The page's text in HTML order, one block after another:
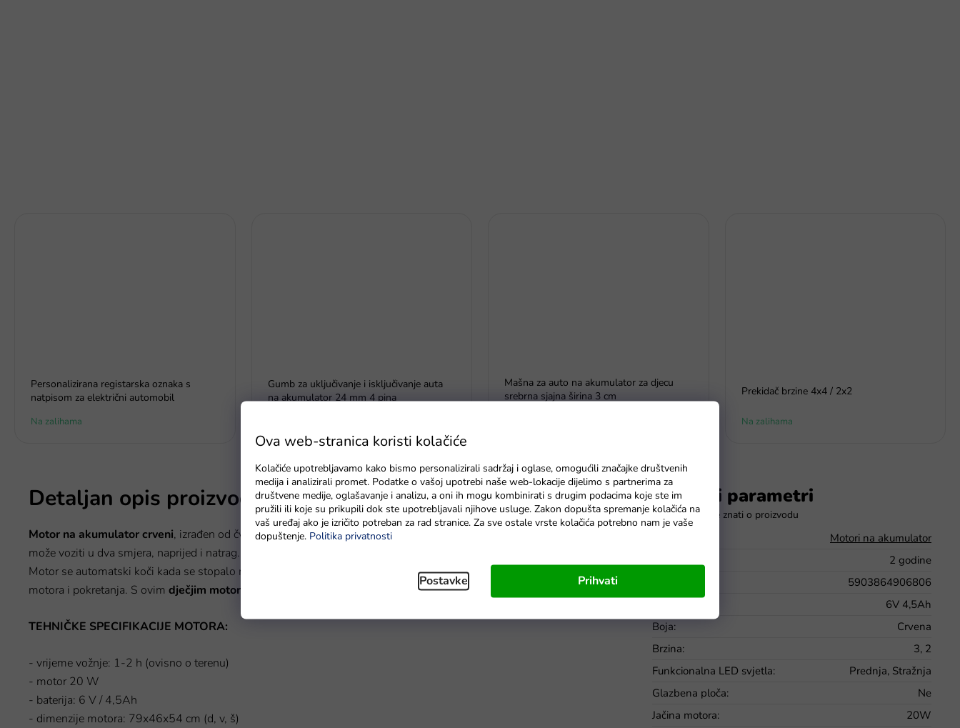
Ova web-stranica koristi kolačiće
Kolačiće upotrebljavamo kako bismo personalizirali sadržaj i oglase, omogućili značajke društvenih
medija i analizirali promet. Podatke o vašoj upotrebi naše web-lokacije dijelimo s partnerima za
društvene medije, oglašavanje i analizu, a oni ih mogu kombinirati s drugim podacima koje ste im
pružili ili koje su prikupili dok ste upotrebljavali njihove usluge. Zakon dopušta spremanje kolačića na
vaš uređaj ako je izričito potreban za rad stranice. Za sve ostale vrste kolačića potrebno nam je vaše
dopuštenje. Politika privatnosti
Postavke Prihvati
Personalizirana registarska oznaka s
natpisom za električni automobil
Na zalihama
Gumb za uključivanje i isključivanje auta
na akumulator 24 mm 4 pina
Mašna za auto na akumulator za djecu
srebrna sjajna širina 3 cm
Prekidač brzine 4x4 / 2x2
Na zalihama
Detaljan opis proizvoda
Motor na akumulator crveni, izrađen od čvrste plastike, kvalitetnih materijala i pažljivo dizajniran
može voziti u dva smjera, naprijed i natrag. Upravlja se pomoću prekidača na rezervoaru i nožnim pedalom na podnožju.
Motor se automatski koči kada se stopalo makne s pedale.
ima svjetlosne i zvučne efekte poput sirene, zvuka
motora i pokretanja. S ovim dječjim motorom djeca će uživati ​​igrajući se policajaca.
TEHNIČKE SPECIFIKACIJE MOTORA:
- vrijeme vožnje: 1-2 h (ovisno o terenu)
- motor 20 W
- baterija: 6 V / 4,5Ah
- dimenzije motora: 79x46x54 cm (d, v, š)
Dodatni parametri
Motori na akumulator
2 godine
5903864906806
6V 4,5Ah
Boja:
Crvena
Brzina:
3, 2
Funkcionalna LED svjetla:
Prednja, Stražnja
Glazbena ploča:
Ne
Jačina motora:
20W